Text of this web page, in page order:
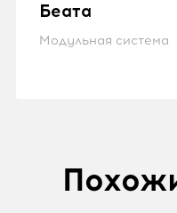
Беата
Модульная система